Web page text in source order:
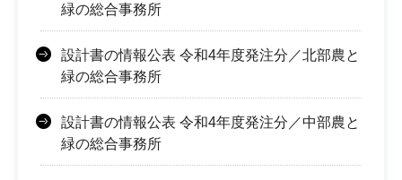
緑の総合事務所
設計書の情報公表 令和4年度発注分／北部農と
緑の総合事務所
設計書の情報公表 令和4年度発注分／中部農と
緑の総合事務所